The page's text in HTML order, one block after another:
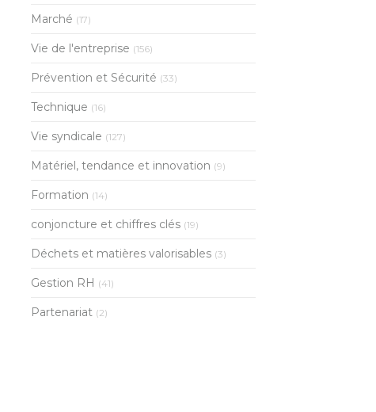
Marché (17)
Vie de l'entreprise (156)
Prévention et Sécurité (33)
Technique (16)
Vie syndicale (127)
Matériel, tendance et innovation (9)
Formation (14)
conjoncture et chiffres clés (19)
Déchets et matières valorisables (3)
Gestion RH (41)
Partenariat (2)